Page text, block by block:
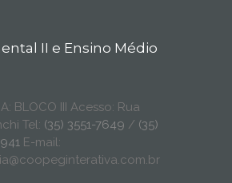
II e Ensino Médio
BLOCO III Acesso: Rua
Tel: (35) 3551-7649 / (35)
E-mail: